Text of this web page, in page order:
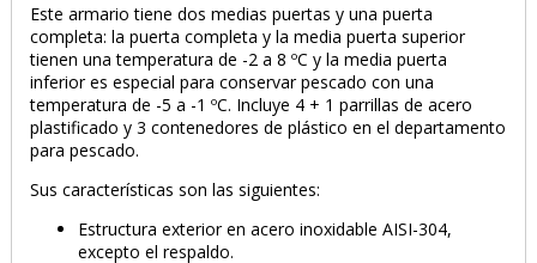
Este armario tiene dos medias puertas y una puerta
completa: la puerta completa y la media puerta superior
tienen una temperatura de -2 a 8 ºC y la media puerta
inferior es especial para conservar pescado con una
temperatura de -5 a -1 ºC. Incluye 4 + 1 parrillas de acero
plastificado y 3 contenedores de plástico en el departamento
para pescado.
Sus características son las siguientes:
Estructura exterior en acero inoxidable AISI-304,
excepto el respaldo.